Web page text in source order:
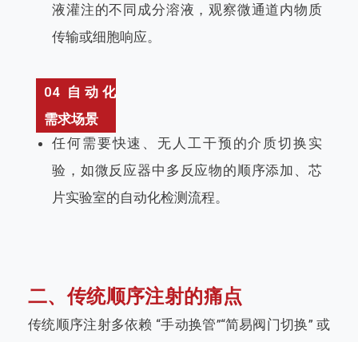
液灌注的不同成分溶液，观察微通道内物质
传输或细胞响应。
04 自动化
需求场景
任何需要快速、无人工干预的介质切换实
验，如微反应器中多反应物的顺序添加、芯
片实验室的自动化检测流程。
二、传统顺序注射的痛点
传统顺序注射多依赖 “手动换管”“简易阀门切换” 或